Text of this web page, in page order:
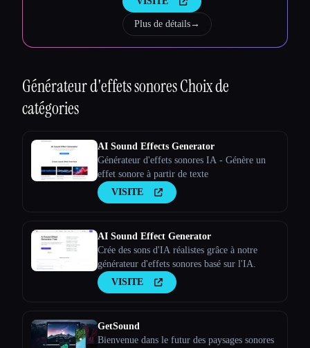
Plus de détails→
Générateur d'effets sonoresChoix de
catégories
AI Sound Effects Generator
Générateur d'effets sonores IA - Génère un
effet sonore à partir de texte
VISITE
AI Sound Effect Generator
Crée des sons d'IA réalistes grâce à notre
générateur d'effets sonores basé sur l'IA.
VISITE
GetSound
Bienvenue dans le futur des paysages sonores